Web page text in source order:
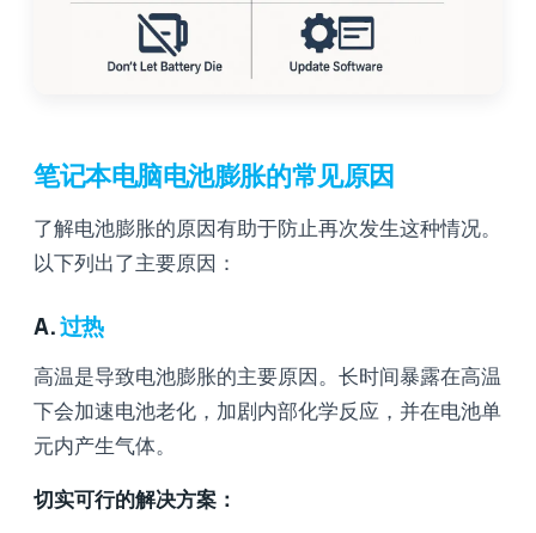
笔记本电脑电池膨胀的常见原因
了解电池膨胀的原因有助于防止再次发生这种情况。
以下列出了主要原因：
A.过热
高温是导致电池膨胀的主要原因。长时间暴露在高温
下会加速电池老化，加剧内部化学反应，并在电池单
元内产生气体。
切实可行的解决方案：